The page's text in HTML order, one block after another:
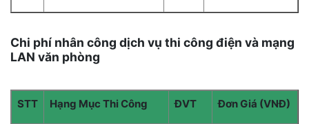
Chi phí nhân công dịch vụ thi công điện và mạng
LAN văn phòng
STT Hạng Mục Thi Công ĐVT Đơn Giá (VNĐ)